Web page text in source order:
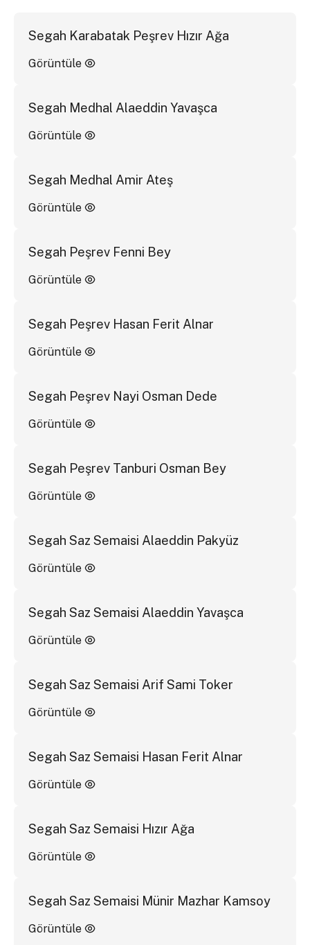
Segah Karabatak Peşrev Hızır Ağa
Görüntüle
Segah Medhal Alaeddin Yavaşca
Görüntüle
Segah Medhal Amir Ateş
Görüntüle
Segah Peşrev Fenni Bey
Görüntüle
Segah Peşrev Hasan Ferit Alnar
Görüntüle
Segah Peşrev Nayi Osman Dede
Görüntüle
Segah Peşrev Tanburi Osman Bey
Görüntüle
Segah Saz Semaisi Alaeddin Pakyüz
Görüntüle
Segah Saz Semaisi Alaeddin Yavaşca
Görüntüle
Segah Saz Semaisi Arif Sami Toker
Görüntüle
Segah Saz Semaisi Hasan Ferit Alnar
Görüntüle
Segah Saz Semaisi Hızır Ağa
Görüntüle
Segah Saz Semaisi Münir Mazhar Kamsoy
Görüntüle